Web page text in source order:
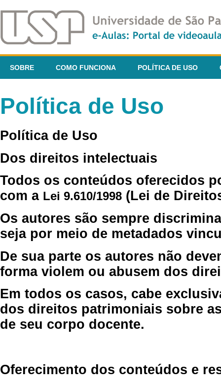
SOBRE COMO FUNCIONA POLÍTICA DE USO
Política de Uso
Política de Uso
Dos direitos intelectuais
Todos os conteúdos oferecidos
com a Lei 9.610/1998 (Lei de
Os autores são sempre
seja por meio de metadados
De sua parte os autores não
forma violem ou abusem dos
Em todos os casos, cabe
dos direitos patrimoniais sobre
de seu corpo docente.
Oferecimento dos conteúdos e